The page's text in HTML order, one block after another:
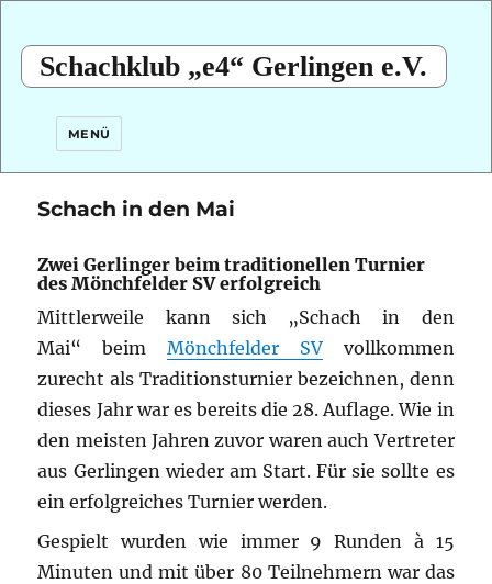
Schachklub „e4“ Gerlingen e.V.
MENÜ
Schach in den Mai
Zwei Gerlinger beim traditionellen Turnier
des Mönchfelder SV erfolgreich
Mittlerweile kann sich „Schach in den
Mai“ beim Mönchfelder SVvollkommen
zurecht als Traditionsturnier bezeichnen, denn
dieses Jahr war es bereits die 28. Auflage. Wie in
den meisten Jahren zuvor waren auch Vertreter
aus Gerlingen wieder am Start. Für sie sollte es
ein erfolgreiches Turnier werden.
Gespielt wurden wie immer 9 Runden à 15
Minuten und mit über 80 Teilnehmern war das